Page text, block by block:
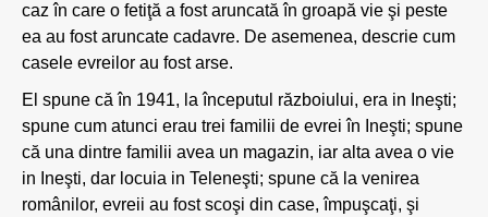
caz în care o fetiţă a fost aruncată în groapă vie şi peste
ea au fost aruncate cadavre. De asemenea, descrie cum
casele evreilor au fost arse.
El spune că în 1941, la începutul războiului, era in Ineşti;
spune cum atunci erau trei familii de evrei în Ineşti; spune
că una dintre familii avea un magazin, iar alta avea o vie
in Ineşti, dar locuia in Teleneşti; spune că la venirea
românilor, evreii au fost scoşi din case, împuşcaţi, şi